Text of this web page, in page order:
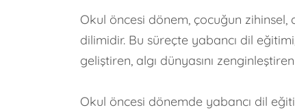
Okul öncesi dönem, çocuğun
dilimidir. Bu süreçte yabancı dil
geliştiren, algı dünyasını
Okul öncesi dönemde yabancı dil